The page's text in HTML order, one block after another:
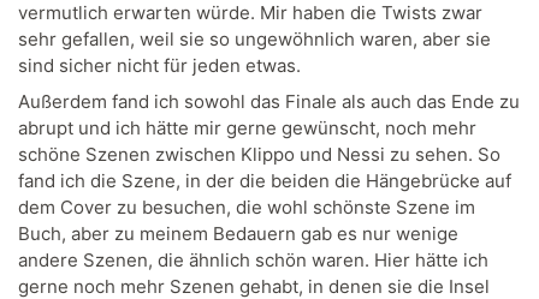
vermutlich erwarten würde. Mir haben die Twists zwar
sehr gefallen, weil sie so ungewöhnlich waren, aber sie
sind sicher nicht für jeden etwas.
Außerdem fand ich sowohl das Finale als auch das Ende zu
abrupt und ich hätte mir gerne gewünscht, noch mehr
schöne Szenen zwischen Klippo und Nessi zu sehen. So
fand ich die Szene, in der die beiden die Hängebrücke auf
dem Cover zu besuchen, die wohl schönste Szene im
Buch, aber zu meinem Bedauern gab es nur wenige
andere Szenen, die ähnlich schön waren. Hier hätte ich
gerne noch mehr Szenen gehabt, in denen sie die Insel